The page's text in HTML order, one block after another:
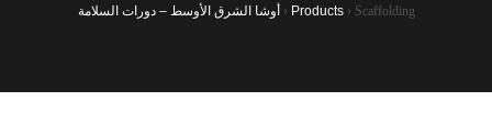
أوشا الشرق الأوسط – دورات السلامة› Products› Scaffolding